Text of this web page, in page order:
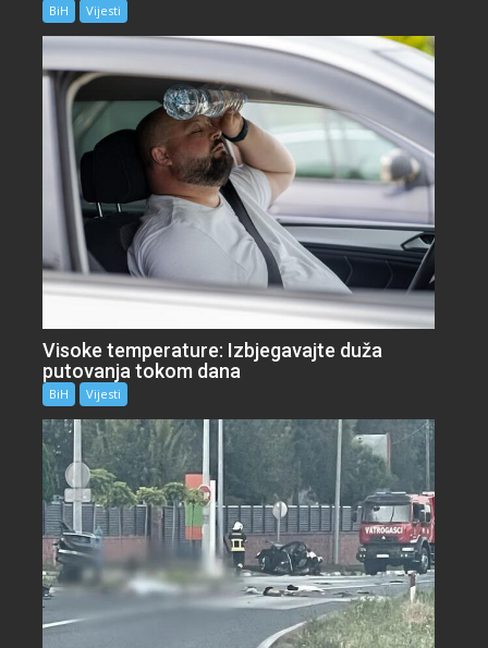
BiH Vijesti
Visoke temperature: Izbjegavajte duža
putovanja tokom dana
BiH Vijesti